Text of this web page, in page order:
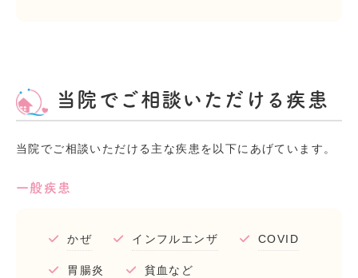
当院でご相談いただける疾患
当院でご相談いただける主な疾患を以下にあげています。
一般疾患
かぜ インフルエンザ COVID
胃腸炎 貧血など